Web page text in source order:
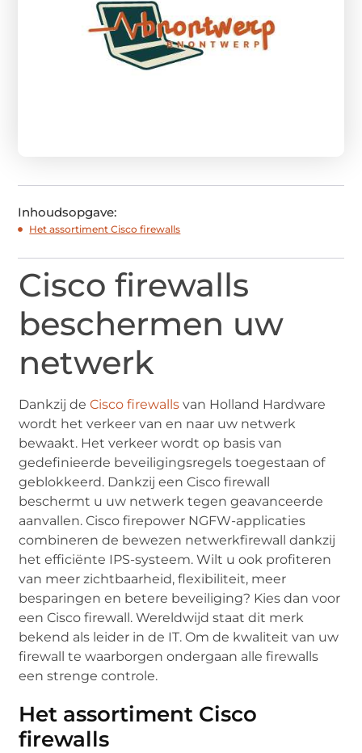
Inhoudsopgave:
Het assortiment Cisco firewalls
Cisco firewalls
beschermen uw
netwerk
Dankzij deCisco firewalls van Holland Hardware
wordt het verkeer van en naar uw netwerk
bewaakt. Het verkeer wordt op basis van
gedefinieerde beveiligingsregels toegestaan of
geblokkeerd. Dankzij een Cisco firewall
beschermt u uw netwerk tegen geavanceerde
aanvallen. Cisco firepower NGFW-applicaties
combineren de bewezen netwerkfirewall dankzij
het efficiënte IPS-systeem. Wilt u ook profiteren
van meer zichtbaarheid, flexibiliteit, meer
besparingen en betere beveiliging? Kies dan voor
een Cisco firewall. Wereldwijd staat dit merk
bekend als leider in de IT. Om de kwaliteit van uw
firewall te waarborgen ondergaan alle firewalls
een strenge controle.
Het assortiment Cisco
firewalls